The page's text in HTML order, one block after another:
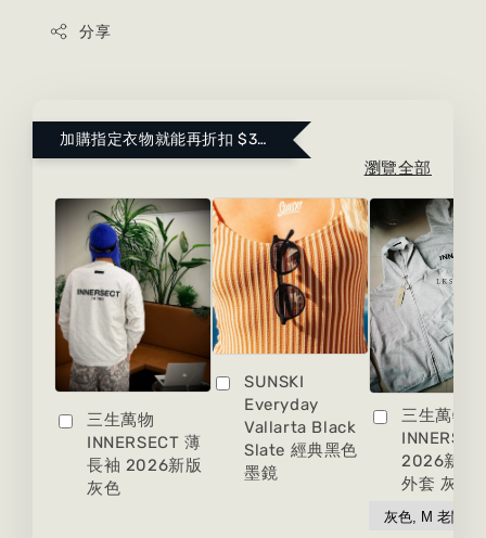
分享
加購指定衣物就能再折扣 $300 ！點這裡看更多～
瀏覽全部
三生萬物
INNERSECT 薄
長袖 2026新版
灰色
SUNSKI
Everyday
Vallarta Black
Slate 經典黑色
墨鏡
三生萬物
2026新版
外套 灰色